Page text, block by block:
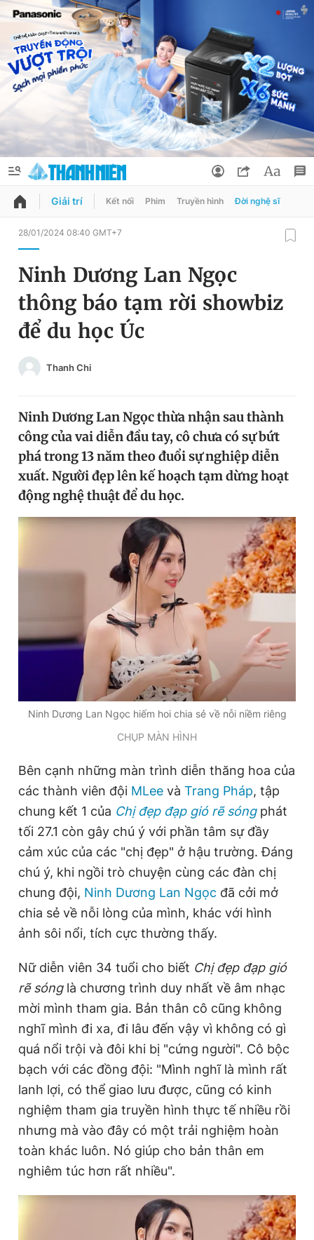
QUẢNG CÁO
Chuyên mục
Chuyên mục khác
Chào ngày mới
Video Magazine
Sản phẩm khác
Tiện ích Bạn cần biết
Thông tin tòa soạn Liên hệ quảng cáo
Đọc Thanh Niên trên điện thoại
0906 645 777
Liên hệ quảng cáo
0908 780 404
Đặt báo Quảng cáo RSS Tòa soạn Chính sách bảo
Tổng biên tập: Nguyễn Ngọc Toàn
Phó tổng biên tập thường trực: Hải Thành
Phó tổng biên tập: Lâm Hiếu Dũng
Phó tổng biên tập: Trần Việt Hưng
Tổng thư ký tòa soạn: Đức Trung
© 2003-2026 Bản quyền thuộc về Báo Thanh Niên. Cấm sao
chép dưới mọi hình thức nếu không có sự chấp thuận bằng văn
bản. Phát triển bởi ePi Technologies, JSC.
Đổi mật khẩu
Tin đã lưu
Giải trí Kết nối Phim Truyền hình Đời nghệ sĩ
28/01/2024 08:40 GMT+7
Ninh Dương Lan Ngọc
thông báo tạm rời showbiz
để du học Úc
Thanh Chi
Ninh Dương Lan Ngọc thừa nhận sau thành
công của vai diễn đầu tay, cô chưa có sự bứt
phá trong 13 năm theo đuổi sự nghiệp diễn
xuất. Người đẹp lên kế hoạch tạm dừng hoạt
động nghệ thuật để du học.
Ninh Dương Lan Ngọc hiếm hoi chia sẻ về nỗi niềm riêng
CHỤP MÀN HÌNH
Bên cạnh những màn trình diễn thăng hoa của
các thành viên đội MLee và Trang Pháp, tập
chung kết 1 của Chị đẹp đạp gió rẽ sóngphát
tối 27.1 còn gây chú ý với phần tâm sự đầy
cảm xúc của các "chị đẹp" ở hậu trường. Đáng
chú ý, khi ngồi trò chuyện cùng các đàn chị
chung đội, Ninh Dương Lan Ngọc đã cởi mở
chia sẻ về nỗi lòng của mình, khác với hình
ảnh sôi nổi, tích cực thường thấy.
Nữ diễn viên 34 tuổi cho biết Chị đẹp đạp gió
rẽ sóng là chương trình duy nhất về âm nhạc
mời mình tham gia. Bản thân cô cũng không
nghĩ mình đi xa, đi lâu đến vậy vì không có gì
quá nổi trội và đôi khi bị "cứng người". Cô bộc
bạch với các đồng đội: "Mình nghĩ là mình rất
lanh lợi, có thể giao lưu được, cũng có kinh
nghiệm tham gia truyền hình thực tế nhiều rồi
nhưng mà vào đây có một trải nghiệm hoàn
toàn khác luôn. Nó giúp cho bản thân em
nghiêm túc hơn rất nhiều".